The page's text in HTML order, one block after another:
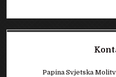
Papina Svjetska